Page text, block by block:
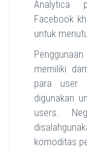
Analytica
Facebook
untuk
memiliki
para user.
digunakan
users.
komoditas